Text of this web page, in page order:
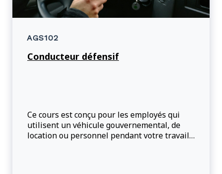
AGS102
Conducteur défensif
Ce cours est conçu pour les employés qui
utilisent un véhicule gouvernemental, de
location ou personnel pendant votre travail